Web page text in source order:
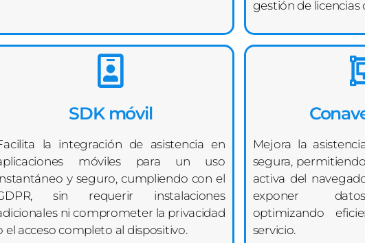
gestión de licencias
SDK móvil
la integración de asistencia en
móviles para un uso
y seguro, cumpliendo con el
sin requerir instalaciones
ni comprometer la privacidad
el acceso completo al dispositivo.
Mejora la
segura,
activa del
exponer
optimizando
servicio.